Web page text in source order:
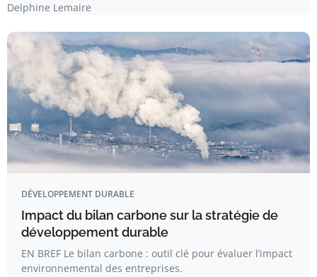
Delphine Lemaire
DÉVELOPPEMENT DURABLE
Impact du bilan carbone sur la stratégie de
développement durable
EN BREF Le bilan carbone : outil clé pour évaluer l’impact
environnemental des entreprises.